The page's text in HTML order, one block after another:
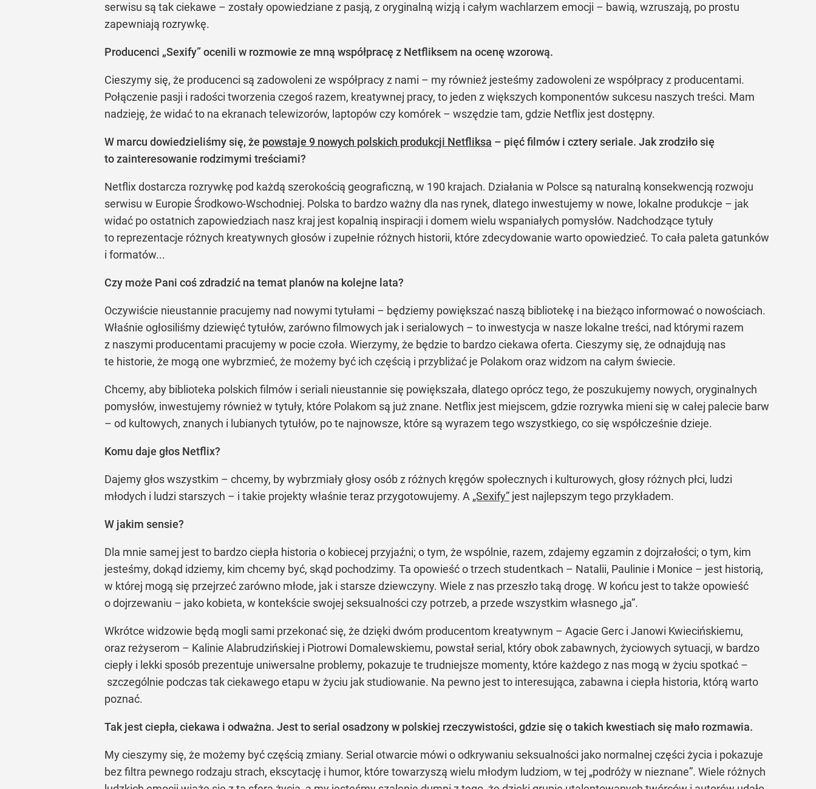
serwisu są tak ciekawe – zostały opowiedziane z pasją, z oryginalną wizją i całym wachlarzem emocji – bawią, wzruszają, po prostu
zapewniają rozrywkę.
Producenci „Sexify” ocenili w rozmowie ze mną współpracę z Netfliksem na ocenę wzorową.
Cieszymy się, że producenci są zadowoleni ze współpracy z nami – my również jesteśmy zadowoleni ze współpracy z producentami.
Połączenie pasji i radości tworzenia czegoś razem, kreatywnej pracy, to jeden z większych komponentów sukcesu naszych treści. Mam
nadzieję, że widać to na ekranach telewizorów, laptopów czy komórek – wszędzie tam, gdzie Netflix jest dostępny.
W marcu dowiedzieliśmy się, że powstaje 9 nowych polskich produkcji Netfliksa – pięć filmów i cztery seriale. Jak zrodziło się
to zainteresowanie rodzimymi treściami?
Netflix dostarcza rozrywkę pod każdą szerokością geograficzną, w 190 krajach. Działania w Polsce są naturalną konsekwencją rozwoju
serwisu w Europie Środkowo-Wschodniej. Polska to bardzo ważny dla nas rynek, dlatego inwestujemy w nowe, lokalne produkcje – jak
widać po ostatnich zapowiedziach nasz kraj jest kopalnią inspiracji i domem wielu wspaniałych pomysłów. Nadchodzące tytuły
to reprezentacje różnych kreatywnych głosów i zupełnie różnych historii, które zdecydowanie warto opowiedzieć. To cała paleta gatunków
i formatów...
Czy może Pani coś zdradzić na temat planów na kolejne lata?
Oczywiście nieustannie pracujemy nad nowymi tytułami – będziemy powiększać naszą bibliotekę i na bieżąco informować o nowościach.
Właśnie ogłosiliśmy dziewięć tytułów, zarówno filmowych jak i serialowych – to inwestycja w nasze lokalne treści, nad którymi razem
z naszymi producentami pracujemy w pocie czoła. Wierzymy, że będzie to bardzo ciekawa oferta. Cieszymy się, że odnajdują nas
te historie, że mogą one wybrzmieć, że możemy być ich częścią i przybliżać je Polakom oraz widzom na całym świecie.
Chcemy, aby biblioteka polskich filmów i seriali nieustannie się powiększała, dlatego oprócz tego, że poszukujemy nowych, oryginalnych
pomysłów, inwestujemy również w tytuły, które Polakom są już znane. Netflix jest miejscem, gdzie rozrywka mieni się w całej palecie barw
– od kultowych, znanych i lubianych tytułów, po te najnowsze, które są wyrazem tego wszystkiego, co się współcześnie dzieje.
Komu daje głos Netflix?
Dajemy głos wszystkim – chcemy, by wybrzmiały głosy osób z różnych kręgów społecznych i kulturowych, głosy różnych płci, ludzi
młodych i ludzi starszych – i takie projekty właśnie teraz przygotowujemy. A „Sexify” jest najlepszym tego przykładem.
W jakim sensie?
Dla mnie samej jest to bardzo ciepła historia o kobiecej przyjaźni; o tym, że wspólnie, razem, zdajemy egzamin z dojrzałości; o tym, kim
jesteśmy, dokąd idziemy, kim chcemy być, skąd pochodzimy. Ta opowieść o trzech studentkach – Natalii, Paulinie i Monice – jest historią,
w której mogą się przejrzeć zarówno młode, jak i starsze dziewczyny. Wiele z nas przeszło taką drogę. W końcu jest to także opowieść
o dojrzewaniu – jako kobieta, w kontekście swojej seksualności czy potrzeb, a przede wszystkim własnego „ja”.
Wkrótce widzowie będą mogli sami przekonać się, że dzięki dwóm producentom kreatywnym – Agacie Gerc i Janowi Kwiecińskiemu,
oraz reżyserom – Kalinie Alabrudzińskiej i Piotrowi Domalewskiemu, powstał serial, który obok zabawnych, życiowych sytuacji, w bardzo
ciepły i lekki sposób prezentuje uniwersalne problemy, pokazuje te trudniejsze momenty, które każdego z nas mogą w życiu spotkać –
szczególnie podczas tak ciekawego etapu w życiu jak studiowanie. Na pewno jest to interesująca, zabawna i ciepła historia, którą warto
poznać.
Tak jest ciepła, ciekawa i odważna. Jest to serial osadzony w polskiej rzeczywistości, gdzie się o takich kwestiach się mało rozmawia.
My cieszymy się, że możemy być częścią zmiany. Serial otwarcie mówi o odkrywaniu seksualności jako normalnej części życia i pokazuje
bez filtra pewnego rodzaju strach, ekscytację i humor, które towarzyszą wielu młodym ludziom, w tej „podróży w nieznane”. Wiele różnych